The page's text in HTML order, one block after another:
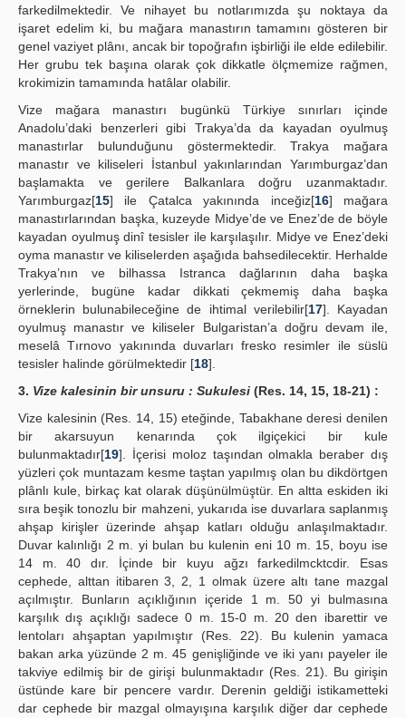
farkedilmektedir. Ve nihayet bu notlarımızda şu noktaya da
işaret edelim ki, bu mağara manastırın tamamını gösteren bir
genel vaziyet plânı, ancak bir topoğrafın işbirliği ile elde edilebilir.
Her grubu tek başına olarak çok dikkatle ölçmemize rağmen,
krokimizin tamamında hatâlar olabilir.
Vize mağara manastırı bugünkü Türkiye sınırları içinde
Anadolu’daki benzerleri gibi Trakya’da da kayadan oyulmuş
manastırlar bulunduğunu göstermektedir. Trakya mağara
manastır ve kiliseleri İstanbul yakınlarından Yarımburgaz’dan
başlamakta ve gerilere Balkanlara doğru uzanmaktadır.
Yarımburgaz[15] ile Çatalca yakınında inceğiz[16] mağara
manastırlarından başka, kuzeyde Midye’de ve Enez’de de böyle
kayadan oyulmuş dinî tesisler ile karşılaşılır. Midye ve Enez’deki
oyma manastır ve kiliselerden aşağıda bahsedilecektir. Herhalde
Trakya’nın ve bilhassa Istranca dağlarının daha başka
yerlerinde, bugüne kadar dikkati çekmemiş daha başka
örneklerin bulunabileceğine de ihtimal verilebilir[17]. Kayadan
oyulmuş manastır ve kiliseler Bulgaristan’a doğru devam ile,
meselâ Tırnovo yakınında duvarları fresko resimler ile süslü
tesisler halinde görülmektedir [18].
3. Vize kalesinin bir unsuru : Sukulesi (Res. 14, 15, 18-21) :
Vize kalesinin (Res. 14, 15) eteğinde, Tabakhane deresi denilen
bir akarsuyun kenarında çok ilgiçekici bir kule
bulunmaktadır[19]. İçerisi moloz taşından olmakla beraber dış
yüzleri çok muntazam kesme taştan yapılmış olan bu dikdörtgen
plânlı kule, birkaç kat olarak düşünülmüştür. En altta eskiden iki
sıra beşik tonozlu bir mahzeni, yukarıda ise duvarlara saplanmış
ahşap kirişler üzerinde ahşap katları olduğu anlaşılmaktadır.
Duvar kalınlığı 2 m. yi bulan bu kulenin eni 10 m. 15, boyu ise
14 m. 40 dır. İçinde bir kuyu ağzı farkedilmcktcdir. Esas
cephede, alttan itibaren 3, 2, 1 olmak üzere altı tane mazgal
açılmıştır. Bunların açıklığının içeride 1 m. 50 yi bulmasına
karşılık dış açıklığı sadece 0 m. 15-0 m. 20 den ibarettir ve
lentoları ahşaptan yapılmıştır (Res. 22). Bu kulenin yamaca
bakan arka yüzünde 2 m. 45 genişliğinde ve iki yanı payeler ile
takviye edilmiş bir de girişi bulunmaktadır (Res. 21). Bu girişin
üstünde kare bir pencere vardır. Derenin geldiği istikametteki
dar cephede bir mazgal olmayışına karşılık diğer dar cephede